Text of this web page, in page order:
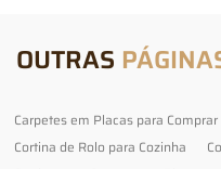
OUTRAS
Carpetes em Placas para Comprar
Cortina de Rolo para Cozinha